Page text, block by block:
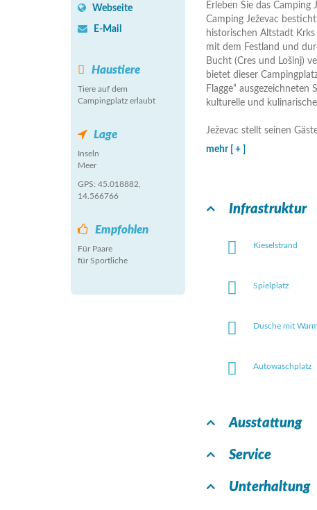
Webseite
E-Mail
Haustiere
Tiere auf dem
Campingplatz erlaubt
Lage
Inseln
Meer
GPS: 45.018882,
14.566766
Empfohlen
Für Paare
für Sportliche
Erleben Sie das Camping
Camping Ježevac
historischen Altstadt
mit dem Festland und
Bucht (Cres und Lošinj)
bietet dieser
Flagge“
kulturelle und
Ježevac stellt seinen
mehr [ + ]
Infrastruktur
Kieselstrand
Spielplatz
Dusche mit
Autowaschplatz
Ausstattung
Service
Unterhaltung